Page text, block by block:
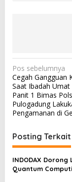
N
a
v
i
a
s
i
Pos sebelumnya
Cegah Gangguan
Saat Ibadah Umat
Panit 1 Bimas
Pulogadung
Pengamanan di
Posting Terkait
INDODAX Dorong
Quantum